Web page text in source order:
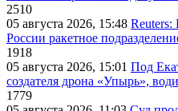
2510
05 августа 2026, 15:48
России ракетное
1918
05 августа 2026, 15:01 Под
создателя дрона «Упырь»,
1779